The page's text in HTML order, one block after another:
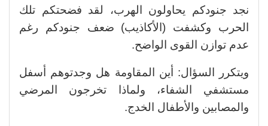
نجد جنودكم يحاولون الهرب، لقد فضحتكم تلك
الحرب وكشفت (الأكاذيب) ضعف جنودكم رغم
عدم توازن القوى الواضح.
ويتكرر السؤال: أين المقاومة هل وجدتوهم أسفل
مستشفي الشفاء، ولماذا تخرجون المرضي
والمصابين والأطفال الخدج.